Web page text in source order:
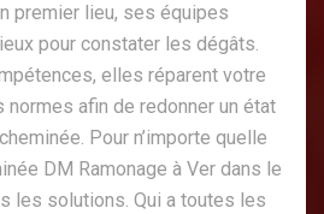
premier lieu, ses équipes
pour constater les dégâts.
elles réparent votre
afin de redonner un état
Pour n’importe quelle
DM Ramonage à Ver dans le
les solutions. Qui a toutes les